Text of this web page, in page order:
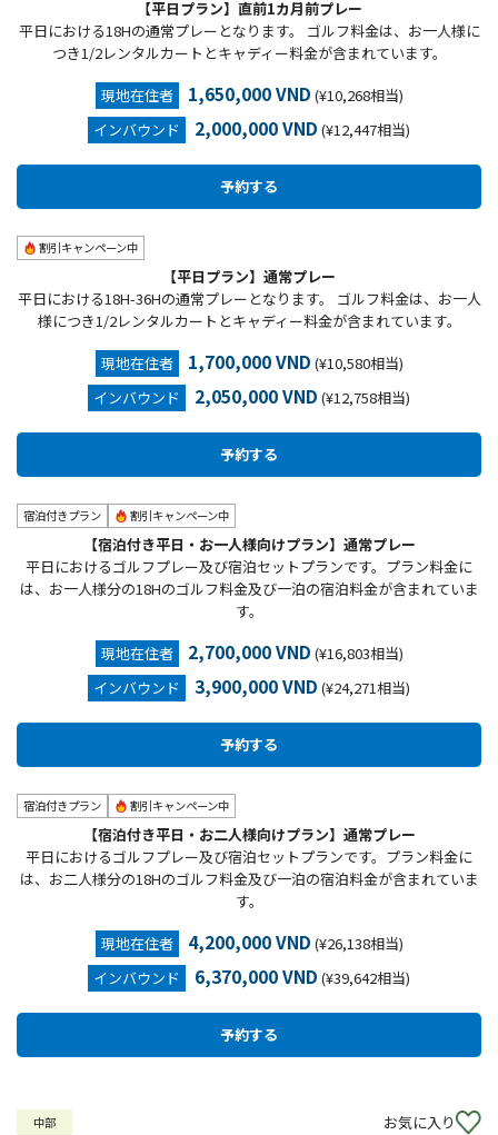
【平日プラン】直前1カ月前プレー
平日における18Hの通常プレーとなります。 ゴルフ料金は、お一人様に
つき1/2レンタルカートとキャディー料金が含まれています。
現地在住者
1,650,000 VND (¥10,268相当)
インバウンド
2,000,000 VND (¥12,447相当)
割引キャンペーン中
【平日プラン】通常プレー
平日における18H-36Hの通常プレーとなります。 ゴルフ料金は、お一人
様につき1/2レンタルカートとキャディー料金が含まれています。
現地在住者
1,700,000 VND (¥10,580相当)
インバウンド
2,050,000 VND (¥12,758相当)
宿泊付きプラン 割引キャンペーン中
【宿泊付き平日・お一人様向けプラン】通常プレー
平日におけるゴルフプレー及び宿泊セットプランです。プラン料金に
は、お一人様分の18Hのゴルフ料金及び一泊の宿泊料金が含まれていま
す。
現地在住者
2,700,000 VND (¥16,803相当)
インバウンド
3,900,000 VND (¥24,271相当)
宿泊付きプラン 割引キャンペーン中
【宿泊付き平日・お二人様向けプラン】通常プレー
平日におけるゴルフプレー及び宿泊セットプランです。プラン料金に
は、お二人様分の18Hのゴルフ料金及び一泊の宿泊料金が含まれていま
す。
現地在住者
4,200,000 VND (¥26,138相当)
インバウンド
6,370,000 VND (¥39,642相当)
中部 お気に入り